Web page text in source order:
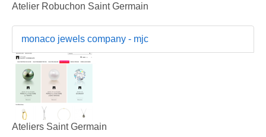
Atelier Robuchon Saint Germain
monaco jewels company - mjc
Ateliers Saint Germain